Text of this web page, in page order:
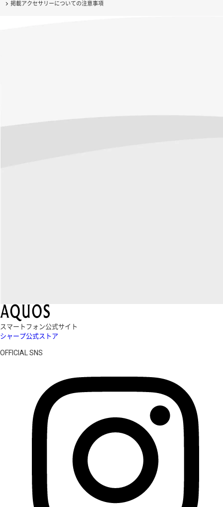
掲載アクセサリーについての注意事項
スマートフォン公式サイト
シャープ公式ストア
OFFICIAL SNS